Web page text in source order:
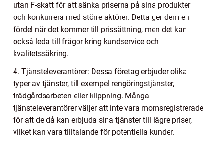
utan F-skatt för att sänka priserna på sina produkter
och konkurrera med större aktörer. Detta ger dem en
fördel när det kommer till prissättning, men det kan
också leda till frågor kring kundservice och
kvalitetssäkring.
4. Tjänsteleverantörer: Dessa företag erbjuder olika
typer av tjänster, till exempel rengöringstjänster,
trädgårdsarbeten eller klippning. Många
tjänsteleverantörer väljer att inte vara momsregistrerade
för att de då kan erbjuda sina tjänster till lägre priser,
vilket kan vara tilltalande för potentiella kunder.